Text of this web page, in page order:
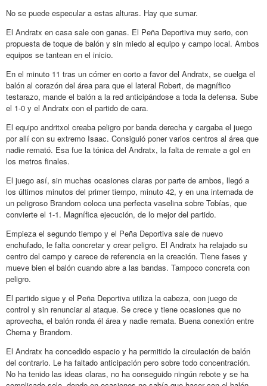
No se puede especular a estas alturas. Hay que sumar.
El Andratx en casa sale con ganas. El Peña Deportiva muy serio, con
propuesta de toque de balón y sin miedo al equipo y campo local. Ambos
equipos se tantean en el inicio.
En el minuto 11 tras un córner en corto a favor del Andratx, se cuelga el
balón al corazón del área para que el lateral Robert, de magnífico
testarazo, mande el balón a la red anticipándose a toda la defensa. Sube
el 1-0 y el Andratx con el partido de cara.
El equipo andritxol creaba peligro por banda derecha y cargaba el juego
por allí con su extremo Isaac. Consiguió poner varios centros al área que
nadie remató. Esa fue la tónica del Andratx, la falta de remate a gol en
los metros finales.
El juego así, sin muchas ocasiones claras por parte de ambos, llegó a
los últimos minutos del primer tiempo, minuto 42, y en una internada de
un peligroso Brandom coloca una perfecta vaselina sobre Tobías, que
convierte el 1-1. Magnífica ejecución, de lo mejor del partido.
Empieza el segundo tiempo y el Peña Deportiva sale de nuevo
enchufado, le falta concretar y crear peligro. El Andratx ha relajado su
centro del campo y carece de referencia en la creación. Tiene fases y
mueve bien el balón cuando abre a las bandas. Tampoco concreta con
peligro.
El partido sigue y el Peña Deportiva utiliza la cabeza, con juego de
control y sin renunciar al ataque. Se crece y tiene ocasiones que no
aprovecha, el balón ronda él área y nadie remata. Buena conexión entre
Chema y Brandom.
El Andratx ha concedido espacio y ha permitido la circulación de balón
del contrario. Le ha faltado anticipación pero sobre todo concentración.
No ha tenido las ideas claras, no ha conseguido ningún rebote y se ha